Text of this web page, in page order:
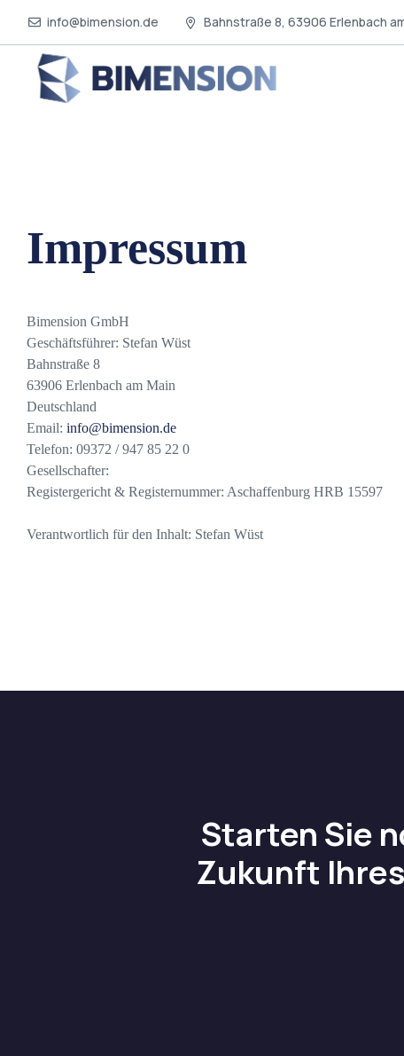
info@bimension.de Bahnstraße 8, 63906 Erlenbach
Impressum
Bimension GmbH
Geschäftsführer: Stefan Wüst
Bahnstraße 8
63906 Erlenbach am Main
Deutschland
Email: info@bimension.de
Telefon: 09372 / 947 85 22 0
Gesellschafter:
Registergericht & Registernummer: Aschaffenburg HRB 15597
Verantwortlich für den Inhalt: Stefan Wüst
Starten Sie
Zukunft